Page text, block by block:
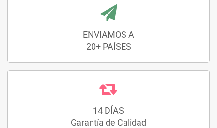
ENVIAMOS A
20+ PAÍSES
14 DÍAS
Garantía de Calidad